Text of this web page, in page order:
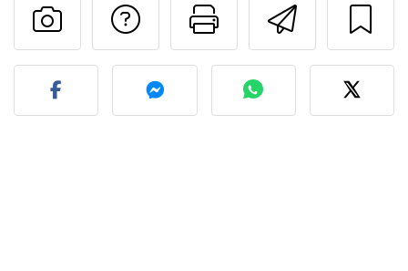
Invia
Stampa la
Contatta l'autore
Pubblica la foto di